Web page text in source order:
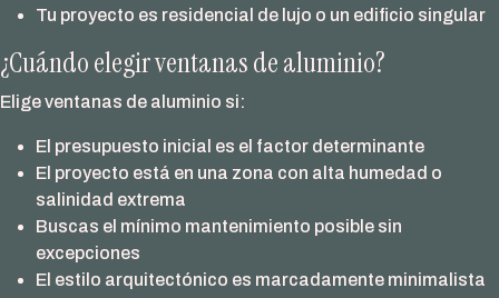
Tu proyecto es residencial de lujo o un edificio singular
¿Cuándo elegir ventanas de aluminio?
Elige ventanas de aluminio si:
El presupuesto inicial es el factor determinante
El proyecto está en una zona con alta humedad o
salinidad extrema
Buscas el mínimo mantenimiento posible sin
excepciones
El estilo arquitectónico es marcadamente minimalista